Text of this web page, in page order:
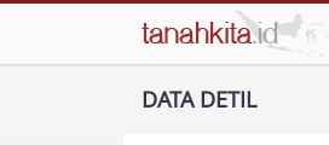
DATA DETIL